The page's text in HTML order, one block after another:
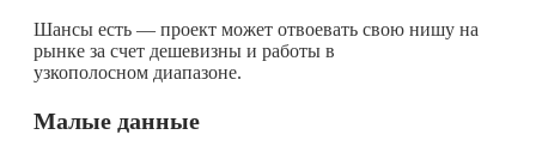
Шансы есть — проект может отвоевать свою нишу на
рынке за счет дешевизны и работы в
узкополосном диапазоне.
Малые данные